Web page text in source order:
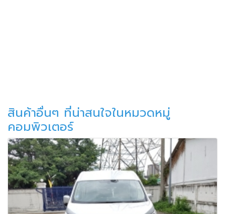
สินค้าอื่นๆ ที่น่าสนใจในหมวดหมู่
คอมพิวเตอร์